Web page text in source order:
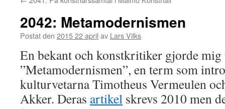
2042: Metamodernismen
Postat den 2015 22 april av Lars Vilks
En bekant och konstkritiker gjorde mig
”Metamodernismen”, en term som
kulturvetarna Timotheus Vermeulen
Akker. Deras artikel skrevs 2010 men